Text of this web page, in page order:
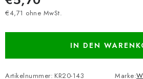
€4,71 ohne MwSt.
IN DEN
Artikelnummer: KR20-143 Marke: